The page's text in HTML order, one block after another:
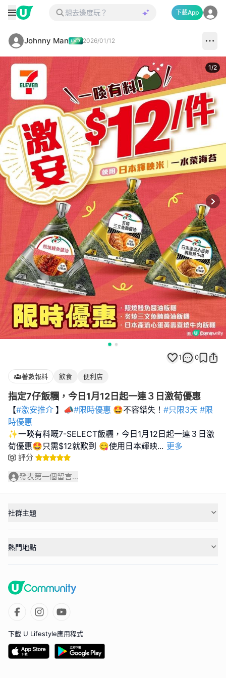
下載App
Johnny Man 2026/01/12
1/2
1 0
著數報料 飲食 便利店
指定7仔飯糰，今日1月12日起一連３日激荀優惠
【#激安推介 】📣#限時優惠 🤩不容錯失！ #只限3天 #限
時優惠
✨一啖有料嘅7-SELECT飯糰，今日1月12日起一連３日激
荀優惠🤩只需$12就歎到 😋使用日本輝映... 更多
評分
發表第一個留言...
社群主題
熱門地點
下載 U Lifestyle應用程式